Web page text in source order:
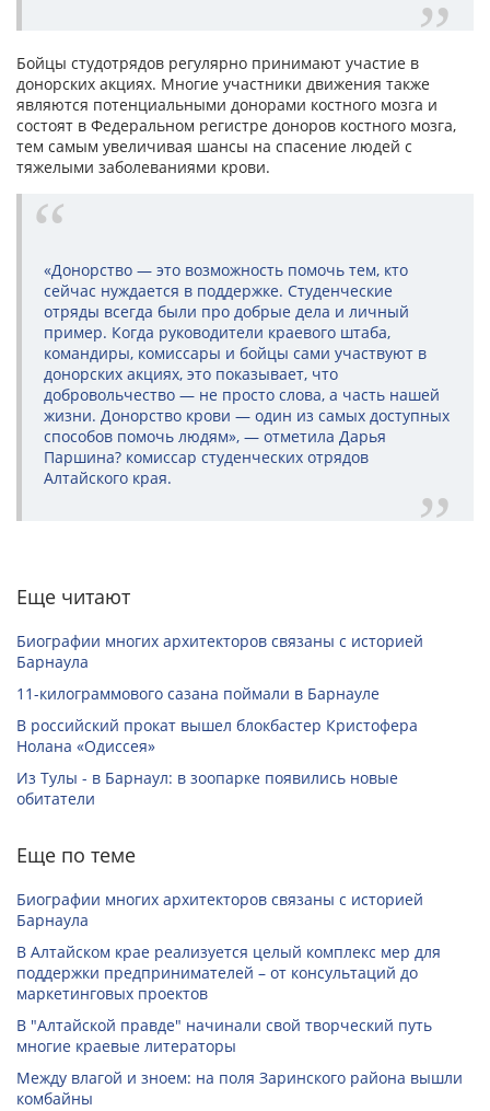
Бойцы студотрядов регулярно принимают участие в
донорских акциях. Многие участники движения также
являются потенциальными донорами костного мозга и
состоят в Федеральном регистре доноров костного мозга,
тем самым увеличивая шансы на спасение людей с
тяжелыми заболеваниями крови.
«Донорство — это возможность помочь тем, кто
сейчас нуждается в поддержке. Студенческие
отряды всегда были про добрые дела и личный
пример. Когда руководители краевого штаба,
командиры, комиссары и бойцы сами участвуют в
донорских акциях, это показывает, что
добровольчество — не просто слова, а часть нашей
жизни. Донорство крови — один из самых доступных
способов помочь людям», — отметила Дарья
Паршина? комиссар студенческих отрядов
Алтайского края.
Еще читают
Биографии многих архитекторов связаны с историей
Барнаула
11-килограммового сазана поймали в Барнауле
В российский прокат вышел блокбастер Кристофера
Нолана «Одиссея»
Из Тулы - в Барнаул: в зоопарке появились новые
обитатели
Еще по теме
Биографии многих архитекторов связаны с историей
Барнаула
В Алтайском крае реализуется целый комплекс мер для
поддержки предпринимателей – от консультаций до
маркетинговых проектов
В "Алтайской правде" начинали свой творческий путь
многие краевые литераторы
Между влагой и зноем: на поля Заринского района вышли
комбайны